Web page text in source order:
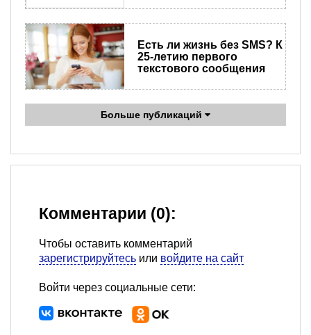
Есть ли жизнь без SMS? К
25-летию первого
текстового сообщения
Больше публикаций
Комментарии (0):
Чтобы оставить комментарий
зарегистрируйтесь или войдите на сайт
Войти через социальные сети: